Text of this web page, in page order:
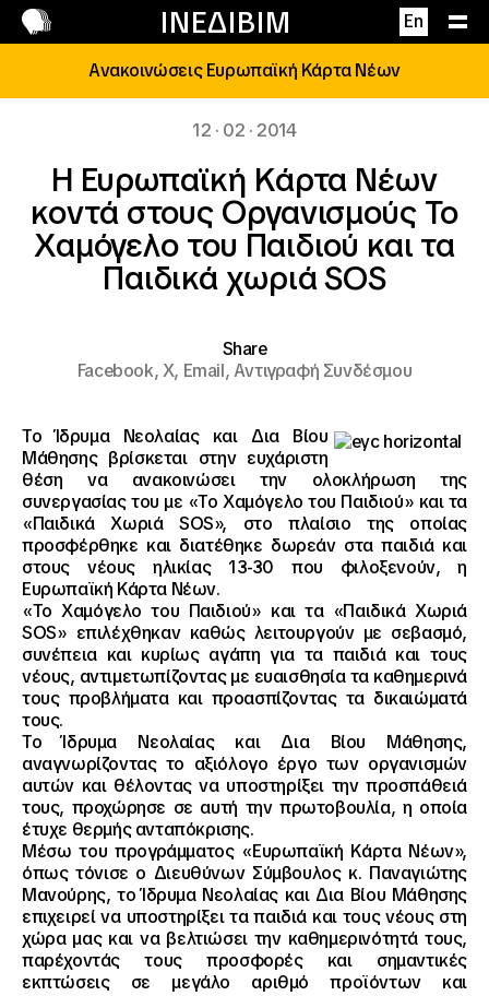
ΙΝΕΔΙΒΙΜ En
Επικοινωνία
Ανακοινώσεις Ευρωπαϊκή Κάρτα Νέων
12 · 02 · 2014
Η Ευρωπαϊκή Κάρτα Νέων
κοντά στους Οργανισμούς Το
Χαμόγελο του Παιδιού και τα
Παιδικά χωριά SOS
Share
Facebook,X, Email,Αντιγραφή Συνδέσμου
To Ίδρυμα Νεολαίας και Δια Βίου
Μάθησης βρίσκεται στην ευχάριστη
θέση να ανακοινώσει την ολοκλήρωση της
συνεργασίας του με «Το Χαμόγελο του Παιδιού» και τα
«Παιδικά Χωριά SOS», στο πλαίσιο της οποίας
προσφέρθηκε και διατέθηκε δωρεάν στα παιδιά και
στους νέους ηλικίας 13-30 που φιλοξενούν, η
Ευρωπαϊκή Κάρτα Νέων.
«Το Χαμόγελο του Παιδιού» και τα «Παιδικά Χωριά
SOS» επιλέχθηκαν καθώς λειτουργούν με σεβασμό,
συνέπεια και κυρίως αγάπη για τα παιδιά και τους
νέους, αντιμετωπίζοντας με ευαισθησία τα καθημερινά
τους προβλήματα και προασπίζοντας τα δικαιώματά
τους.
Το Ίδρυμα Νεολαίας και Δια Βίου Μάθησης,
αναγνωρίζοντας το αξιόλογο έργο των οργανισμών
αυτών και θέλοντας να υποστηρίξει την προσπάθειά
τους, προχώρησε σε αυτή την πρωτοβουλία, η οποία
έτυχε θερμής ανταπόκρισης.
Μέσω του προγράμματος «Ευρωπαϊκή Κάρτα Νέων»,
όπως τόνισε ο Διευθύνων Σύμβουλος κ. Παναγιώτης
Μανούρης, το Ίδρυμα Νεολαίας και Δια Βίου Μάθησης
επιχειρεί να υποστηρίξει τα παιδιά και τους νέους στη
χώρα μας και να βελτιώσει την καθημερινότητά τους,
παρέχοντάς τους προσφορές και σημαντικές
εκπτώσεις σε μεγάλο αριθμό προϊόντων και